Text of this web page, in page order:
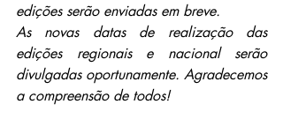
edições serão enviadas em breve.
As novas datas de realização das
edições regionais e nacional serão
divulgadas oportunamente. Agradecemos
a compreensão de todos!